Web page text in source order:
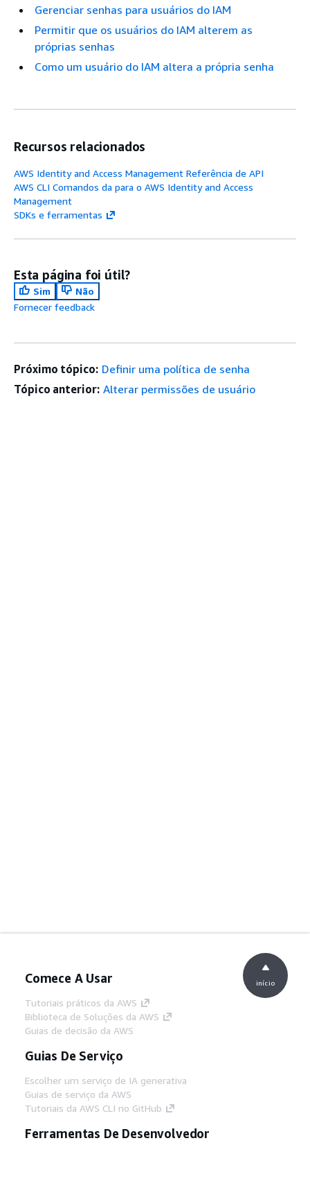
Gerenciar senhas para usuários do IAM
Permitir que os usuários do IAM alterem as
próprias senhas
Como um usuário do IAM altera a própria senha
Recursos relacionados
AWS Identity and Access Management Referência de API
AWS CLI Comandos da para o AWS Identity and Access
Management
SDKs e ferramentas
Esta página foi útil?
Sim
Não
Fornecer feedback
Próximo tópico: Definir uma política de senha
Tópico anterior: Alterar permissões de usuário
Comece A Usar
Tutoriais práticos da AWS
Biblioteca de Soluções da AWS
Guias de decisão da AWS
Guias De Serviço
Escolher um serviço de IA generativa
Guias de serviço da AWS
Tutoriais da AWS CLI no GitHub
Ferramentas De Desenvolvedor
início